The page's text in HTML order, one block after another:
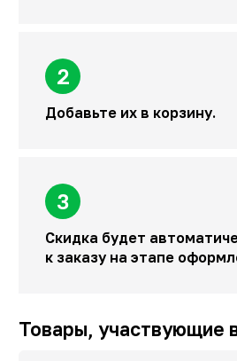
2
Добавьте их в корзину.
3
Скидка будет
к заказу на этапе
Товары, участвующие